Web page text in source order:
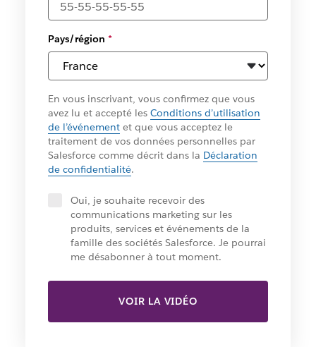
Pays/région *
En vous inscrivant, vous confirmez que vous
avez lu et accepté les Conditions d’utilisation
de l’événementet que vous acceptez le
traitement de vos données personnelles par
Salesforce comme décrit dans la Déclaration
de confidentialité.
Oui, je souhaite recevoir des
communications marketing sur les
produits, services et événements de la
famille des sociétés Salesforce. Je pourrai
me désabonner à tout moment.
VOIR LA VIDÉO